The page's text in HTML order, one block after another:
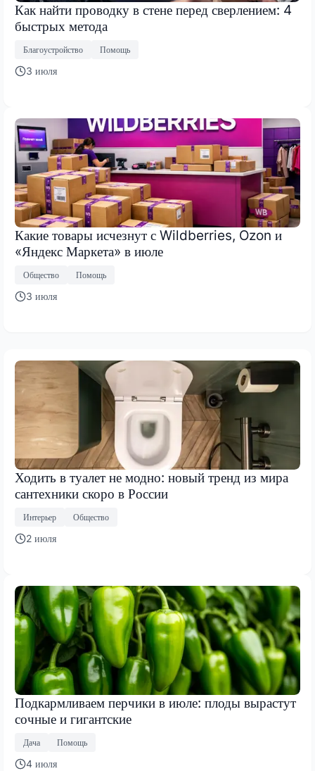
Как найти проводку в стене перед сверлением: 4
быстрых метода
Благоустройство Помощь
3 июля
Какие товары исчезнут с Wildberries, Ozon и
«Яндекс Маркета» в июле
Общество Помощь
3 июля
Ходить в туалет не модно: новый тренд из мира
сантехники скоро в России
Интерьер Общество
2 июля
Подкармливаем перчики в июле: плоды вырастут
сочные и гигантские
Дача Помощь
4 июля